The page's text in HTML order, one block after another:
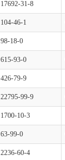
17692-31-8
104-46-1
98-18-0
615-93-0
426-79-9
22795-99-9
1700-10-3
63-99-0
2236-60-4